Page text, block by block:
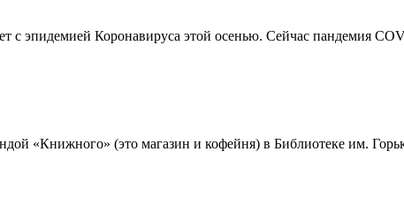
с эпидемией Коронавируса этой осенью. Сейчас пандемия
«Книжного» (это магазин и кофейня) в Библиотеке им.